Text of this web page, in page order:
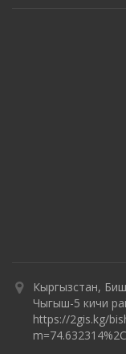
Кыргызстан,
Чыгыш-5 кичи
https://2gis.kg/